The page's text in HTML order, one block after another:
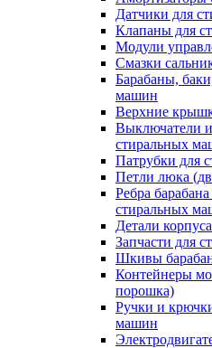
Датчики для
Клапаны для
Модули
Смазки
Барабаны,
машин
Верхние
Выключатели
стиральных
Патрубки для
Петли люка
Ребра
стиральных
Детали
Запчасти для
Шкивы
Контейнеры
порошка)
Ручки и
машин